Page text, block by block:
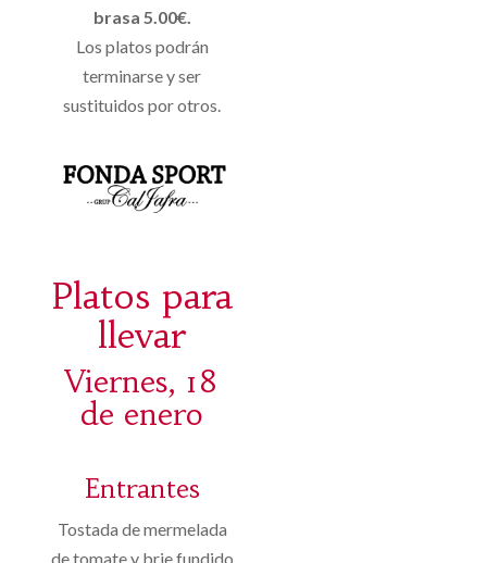
brasa 5.00€.
Los platos podrán
terminarse y ser
sustituidos por otros.
Platos para
llevar
Viernes, 18
de enero
Entrantes
Tostada de mermelada
de tomate y brie fundido